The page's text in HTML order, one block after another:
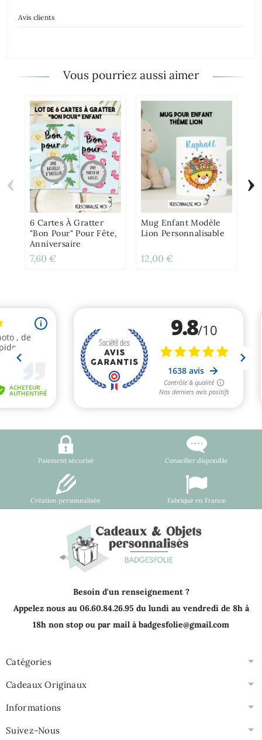
Avis clients
Vous pourriez aussi aimer
6 Cartes À Gratter
"Bon Pour" Pour Fête,
Anniversaire
7,60 €
Mug Enfant Modèle
Lion Personnalisable
12,00 €
‹ ›
Paiement sécurisé Conseiller disponible
Création personnalisée Fabriqué en France
Besoin d'un renseignement ?
Appelez nous au 06.60.84.26.95 du lundi au vendredi de 8h à
18h non stop ou par mail à badgesfolie@gmail.com
Catégories
Cadeaux Originaux
Informations
Suivez-Nous